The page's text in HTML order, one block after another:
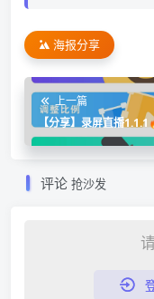
海报分享
上一篇
【分享】录屏直播
高清24h录播工具🔥
评论 抢沙发